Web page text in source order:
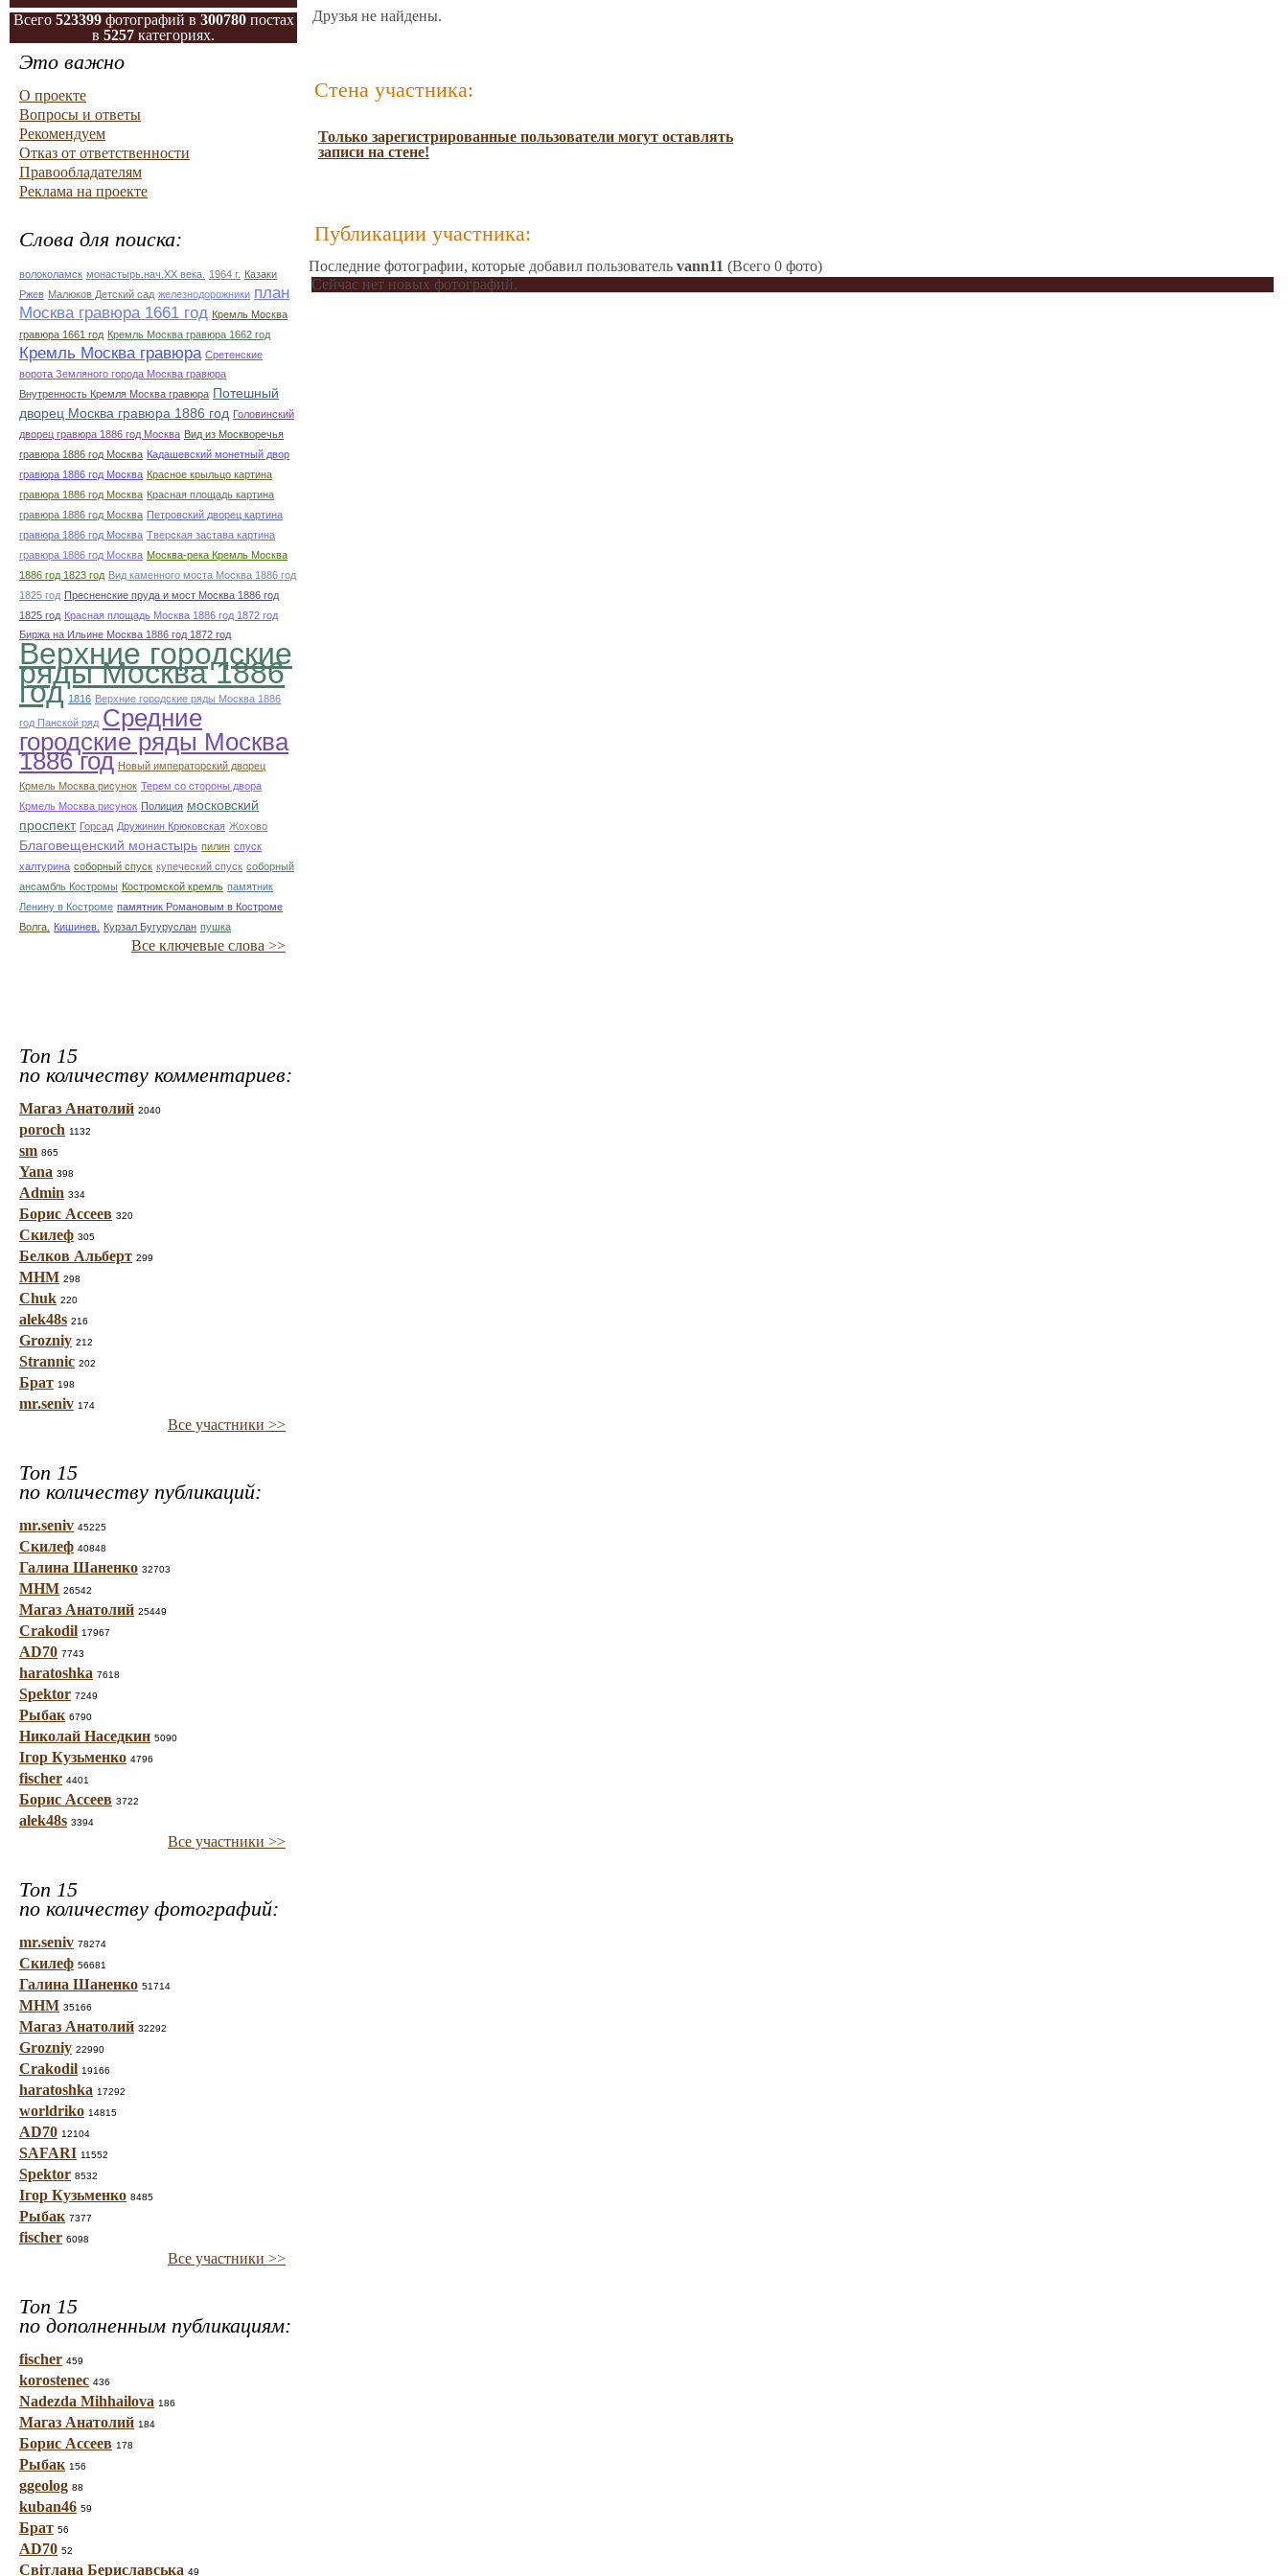
Всего 523399фотографий в 300780постах
в 5257 категориях.
Это важно
О проекте
Вопросы и ответы
Рекомендуем
Отказ от ответственности
Правообладателям
Реклама на проекте
Слова для поиска:
волоколамск монастырь.нач.ХХ века. 1964 г. Казаки
Ржев Малюков Детский сад железнодорожники план
Москва гравюра 1661 год Кремль Москва
гравюра 1661 год Кремль Москва гравюра 1662 год
Кремль Москва гравюра Сретенские
ворота Земляного города Москва гравюра
Внутренность Кремля Москва гравюра Потешный
дворец Москва гравюра 1886 год Головинский
дворец гравюра 1886 год Москва Вид из Москворечья
гравюра 1886 год Москва Кадашевский монетный двор
гравюра 1886 год Москва Красное крыльцо картина
гравюра 1886 год Москва Красная площадь картина
гравюра 1886 год Москва Петровский дворец картина
гравюра 1886 год Москва Тверская застава картина
гравюра 1886 год Москва Москва-река Кремль Москва
1886 год 1823 год Вид каменного моста Москва 1886 год
1825 год Пресненские пруда и мост Москва 1886 год
1825 год Красная площадь Москва 1886 год 1872 год
Биржа на Ильине Москва 1886 год 1872 год
Верхние городские
ряды Москва 1886
год 1816 Верхние городские ряды Москва 1886
год Панской ряд Средние
городские ряды Москва
1886 год Новый императорский дворец
Крмель Москва рисунок Терем со стороны двора
Крмель Москва рисунок Полиция московский
проспект Горсад Дружинин Крюковская Жохово
Благовещенский монастырь пилин спуск
халтурина соборный спуск купеческий спуск соборный
ансамбль Костромы Костромской кремль памятник
Ленину в Костроме памятник Романовым в Костроме
Волга.
Кишинев. Курзал Бугуруслан пушка
Все ключевые слова >>
Топ 15
по количеству комментариев:
Магаз Анатолий 2040
poroch 1132
sm 865
Yana 398
Admin 334
Борис Ассеев 320
Скилеф 305
Белков Альберт 299
МНМ 298
Chuk 220
alek48s 216
Grozniy 212
Strannic 202
Брат 198
mr.seniv 174
Все участники >>
Топ 15
по количеству публикаций:
mr.seniv 45225
Скилеф 40848
Галина Шаненко 32703
МНМ 26542
Магаз Анатолий 25449
Crakodil 17967
AD70 7743
haratoshka 7618
Spektor 7249
Рыбак 6790
Николай Наседкин 5090
Ігор Кузьменко 4796
fischer 4401
Борис Ассеев 3722
alek48s 3394
Все участники >>
Топ 15
по количеству фотографий:
mr.seniv 78274
Скилеф 56681
Галина Шаненко 51714
МНМ 35166
Магаз Анатолий 32292
Grozniy 22990
Crakodil 19166
haratoshka 17292
worldriko 14815
AD70 12104
SAFARI 11552
Spektor 8532
Ігор Кузьменко 8485
Рыбак 7377
fischer 6098
Все участники >>
Топ 15
по дополненным публикациям:
fischer 459
korostenec 436
Nadezda Mihhailova 186
Магаз Анатолий 184
Борис Ассеев 178
Рыбак 156
ggeolog 88
kuban46 59
Брат 56
AD70 52
Світлана Бериславська 49
Друзья не найдены.
Стена участника:
Только зарегистрированные пользователи могут оставлять
записи на стене!
Публикации участника:
Последние фотографии, которые добавил пользователь vann11 (Всего 0 фото)
Сейчас нет новых фотографий.